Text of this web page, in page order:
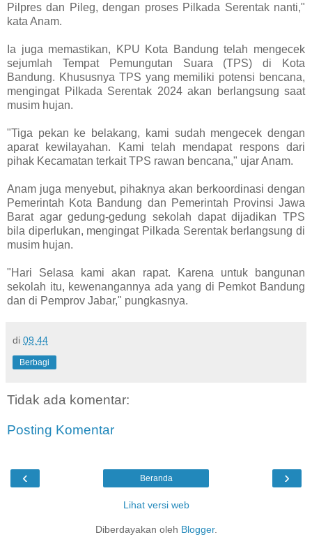
Pilpres dan Pileg, dengan proses Pilkada Serentak nanti,"
kata Anam.
Ia juga memastikan, KPU Kota Bandung telah mengecek
sejumlah Tempat Pemungutan Suara (TPS) di Kota
Bandung. Khususnya TPS yang memiliki potensi bencana,
mengingat Pilkada Serentak 2024 akan berlangsung saat
musim hujan.
"Tiga pekan ke belakang, kami sudah mengecek dengan
aparat kewilayahan. Kami telah mendapat respons dari
pihak Kecamatan terkait TPS rawan bencana," ujar Anam.
Anam juga menyebut, pihaknya akan berkoordinasi dengan
Pemerintah Kota Bandung dan Pemerintah Provinsi Jawa
Barat agar gedung-gedung sekolah dapat dijadikan TPS
bila diperlukan, mengingat Pilkada Serentak berlangsung di
musim hujan.
"Hari Selasa kami akan rapat. Karena untuk bangunan
sekolah itu, kewenangannya ada yang di Pemkot Bandung
dan di Pemprov Jabar," pungkasnya.
di 09.44
Berbagi
Tidak ada komentar:
Posting Komentar
‹ ›
Beranda
Lihat versi web
Diberdayakan oleh Blogger.